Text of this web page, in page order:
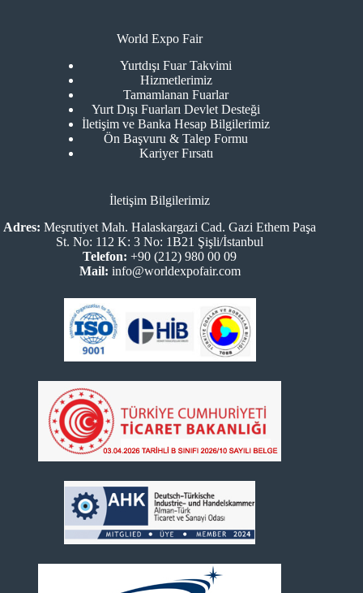
World Expo Fair
Yurtdışı Fuar Takvimi
Hizmetlerimiz
Tamamlanan Fuarlar
Yurt Dışı Fuarları Devlet Desteği
İletişim ve Banka Hesap Bilgilerimiz
Ön Başvuru & Talep Formu
Kariyer Fırsatı
İletişim Bilgilerimiz
Adres: Meşrutiyet Mah. Halaskargazi Cad. Gazi Ethem Paşa
St. No: 112 K: 3 No: 1B21 Şişli/İstanbul
Telefon: +90 (212) 980 00 09
Mail: info@worldexpofair.com